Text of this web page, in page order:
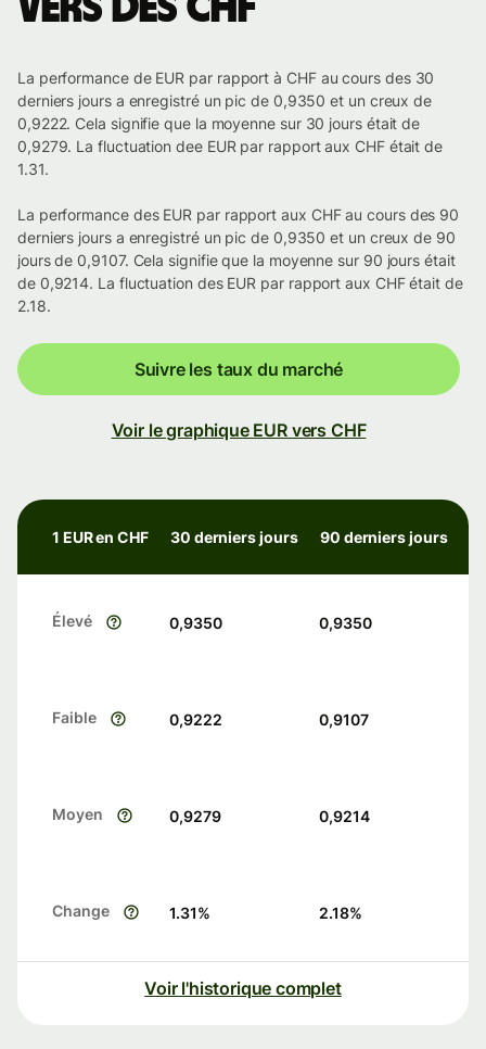
vers des CHF
La performance de EUR par rapport à CHF au cours des 30
derniers jours a enregistré un pic de 0,9350 et un creux de
0,9222. Cela signifie que la moyenne sur 30 jours était de
0,9279. La fluctuation dee EUR par rapport aux CHF était de
1.31.
La performance des EUR par rapport aux CHF au cours des 90
derniers jours a enregistré un pic de 0,9350 et un creux de 90
jours de 0,9107. Cela signifie que la moyenne sur 90 jours était
de 0,9214. La fluctuation des EUR par rapport aux CHF était de
2.18.
Suivre les taux du marché
Voir le graphique EUR vers CHF
1 EUR en CHF 30 derniers jours 90 derniers jours
Élevé 0,9350 0,9350
Faible 0,9222 0,9107
Moyen 0,9279 0,9214
Change 1.31% 2.18%
Voir l'historique complet